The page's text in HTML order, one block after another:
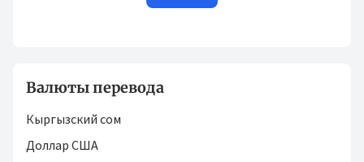
Валюты перевода
Кыргызский сом
Доллар США